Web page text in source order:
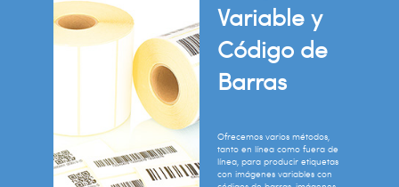
Variable y
Código de
Barras
Ofrecemos varios métodos,
tanto en línea como fuera de
línea, para producir etiquetas
con imágenes variables con